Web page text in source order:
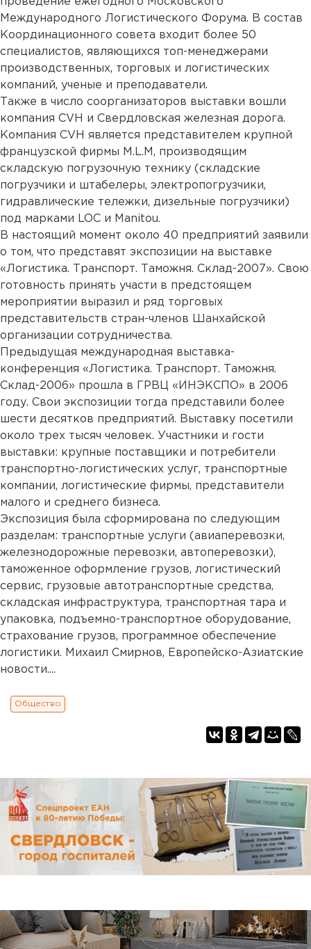
Международного Логистического Форума. В состав
Координационного совета входит более 50
специалистов, являющихся топ-менеджерами
производственных, торговых и логистических
компаний, ученые и преподаватели.
Также в число соорганизаторов выставки вошли
компания CVH и Свердловская железная дорога.
Компания CVH является представителем крупной
французской фирмы M.L.M, производящим
складскую погрузочную технику (складские
погрузчики и штабелеры, электропогрузчики,
гидравлические тележки, дизельные погрузчики)
под марками LOC и Manitou.
В настоящий момент около 40 предприятий заявили
о том, что представят экспозиции на выставке
«Логистика. Транспорт. Таможня. Склад-2007». Свою
готовность принять участи в предстоящем
мероприятии выразил и ряд торговых
представительств стран-членов Шанхайской
организации сотрудничества.
Предыдущая международная выставка-
конференция «Логистика. Транспорт. Таможня.
Склад-2006» прошла в ГРВЦ «ИНЭКСПО» в 2006
году. Свои экспозиции тогда представили более
шести десятков предприятий. Выставку посетили
около трех тысяч человек. Участники и гости
выставки: крупные поставщики и потребители
транспортно-логистических услуг, транспортные
компании, логистические фирмы, представители
малого и среднего бизнеса.
Экспозиция была сформирована по следующим
разделам: транспортные услуги (авиаперевозки,
железнодорожные перевозки, автоперевозки),
таможенное оформление грузов, логистический
сервис, грузовые автотранспортные средства,
складская инфраструктура, транспортная тара и
упаковка, подъемно-транспортное оборудование,
страхование грузов, программное обеспечение
логистики. Михаил Смирнов, Европейско-Азиатские
новости....
Общество